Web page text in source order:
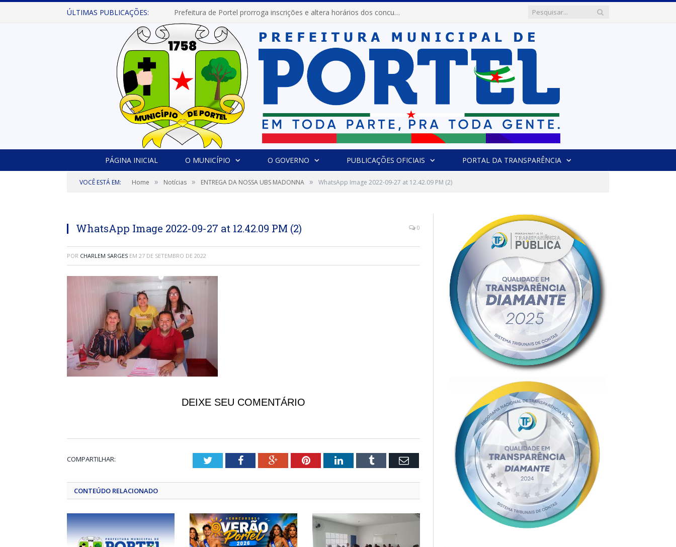
ÚLTIMAS PUBLICAÇÕES: Prefeitura de Portel prorroga inscrições e altera horários dos concursos “Musa” e “Miss Mix Verão 2026”
PÁGINA INICIAL O MUNICÍPIO O GOVERNO PUBLICAÇÕES OFICIAIS PORTAL DA TRANSPARÊNCIA
VOCÊ ESTÁ EM: Home » Notícias » ENTREGA DA NOSSA UBS MADONNA » WhatsApp Image 2022-09-27 at 12.42.09 PM (2)
WhatsApp Image 2022-09-27 at 12.42.09 PM (2) 0
POR CHARLEM SARGES EM 27 DE SETEMBRO DE 2022
DEIXE SEU COMENTÁRIO
COMPARTILHAR: TwitterFacebookGoogle+PinterestLinkedInTumblr Email
CONTEÚDO RELACIONADO